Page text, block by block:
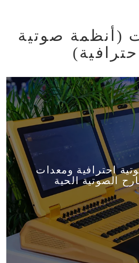
(أنظمة صوتية
احترافية)
احترافية ومعدات
الصوتية الحية